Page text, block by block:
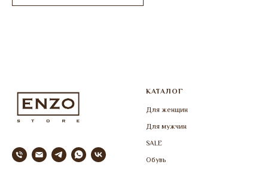
КАТАЛОГ
Для женщин
Для мужчин
SALE
Обувь